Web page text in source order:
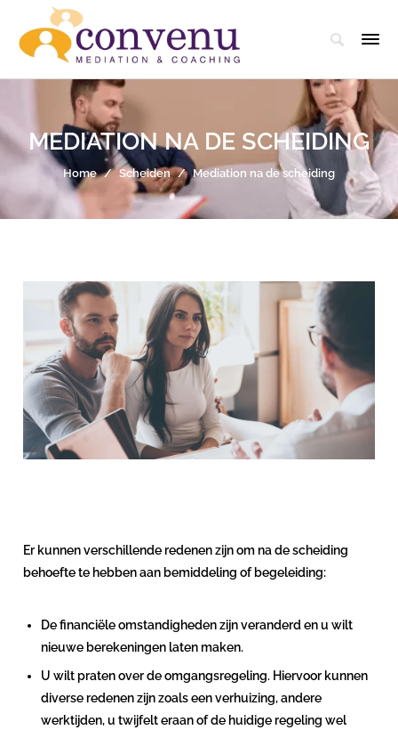
MEDIATION NA DE SCHEIDING
Home / Scheiden / Mediation na de scheiding
Er kunnen verschillende redenen zijn om na de scheiding
behoefte te hebben aan bemiddeling of begeleiding:
De financiële omstandigheden zijn veranderd en u wilt
nieuwe berekeningen laten maken.
U wilt praten over de omgangsregeling. Hiervoor kunnen
diverse redenen zijn zoals een verhuizing, andere
werktijden, u twijfelt eraan of de huidige regeling wel